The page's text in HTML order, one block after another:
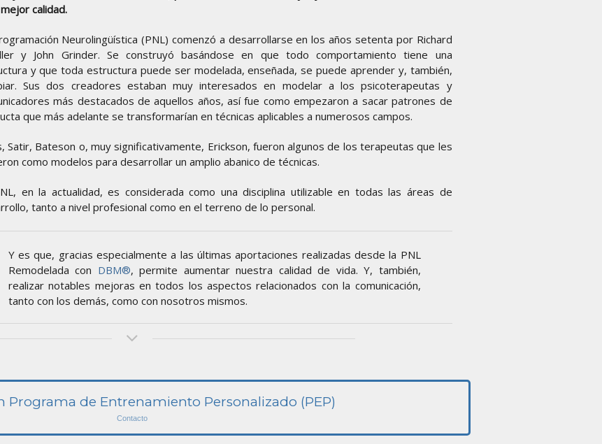
calidad.
Neurolingüística (PNL) comenzó a desarrollarse en los años setenta por Richard
y John Grinder. Se construyó basándose en que todo comportamiento tiene una
y que toda estructura puede ser modelada, enseñada, se puede aprender y, también,
Sus dos creadores estaban muy interesados en modelar a los psicoterapeutas y
más destacados de aquellos años, así fue como empezaron a sacar patrones de
que más adelante se transformarían en técnicas aplicables a numerosos campos.
Satir, Bateson o, muy significativamente, Erickson, fueron algunos de los terapeutas que les
como modelos para desarrollar un amplio abanico de técnicas.
en la actualidad, es considerada como una disciplina utilizable en todas las áreas de
tanto a nivel profesional como en el terreno de lo personal.
Y es que, gracias especialmente a las últimas aportaciones realizadas desde la PNL
Remodelada con DBM®, permite aumentar nuestra calidad de vida. Y, también,
realizar notables mejoras en todos los aspectos relacionados con la comunicación,
tanto con los demás, como con nosotros mismos.
Programa de Entrenamiento Personalizado (PEP)
Contacto